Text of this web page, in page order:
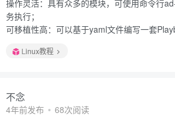
操作灵活：具有众多的模块，可使用命令行
务执行；
可移植性高：可以基于yaml文件编写一套
Linux教程
不念
4年前发布 68次阅读